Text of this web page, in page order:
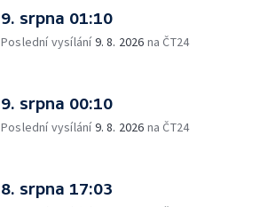
9. srpna 01:10
Poslední vysílání9. 8. 2026 na ČT24
9. srpna 00:10
Poslední vysílání9. 8. 2026 na ČT24
8. srpna 17:03